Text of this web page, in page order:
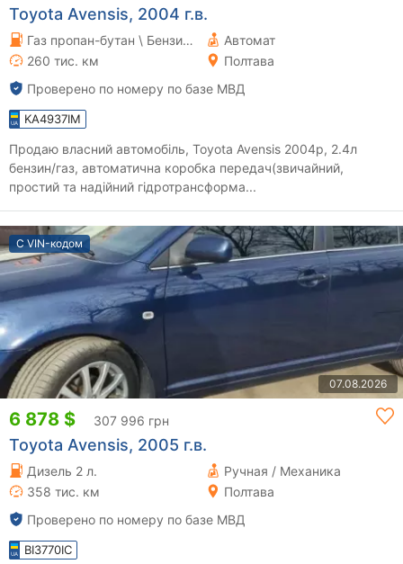
Toyota Avensis, 2004 г.в.
Газ пропан-бутан \ Бензин 2.4 л.
Автомат
260 тис. км
Полтава
Проверено по номеру по базе МВД
KA4937IM
Продаю власний автомобіль, Toyota Avensis 2004р, 2.4л
бензин/газ, автоматична коробка передач(звичайний,
простий та надійний гідротрансформа...
С VIN-кодом
07.08.2026
6 878 $ 307 996 грн
Toyota Avensis, 2005 г.в.
Дизель 2 л.
Ручная / Механика
358 тис. км
Полтава
Проверено по номеру по базе МВД
BI3770IC